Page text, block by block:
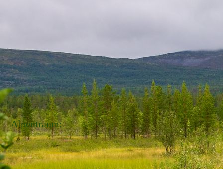
Alpentraum: